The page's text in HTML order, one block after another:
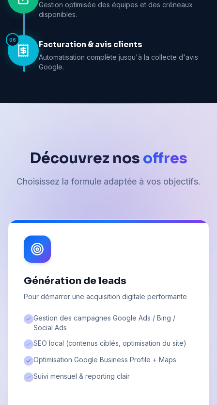
Gestion optimisée des équipes et des créneaux
disponibles.
06 Facturation & avis clients
Automatisation complète jusqu'à la collecte d'avis
Google.
Découvrez nos offres
Choisissez la formule adaptée à vos objectifs.
Génération de leads
Pour démarrer une acquisition digitale performante
Gestion des campagnes Google Ads / Bing /
Social Ads
SEO local (contenus ciblés, optimisation du site)
Optimisation Google Business Profile + Maps
Suivi mensuel & reporting clair